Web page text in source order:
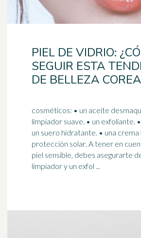
PIEL DE VIDRIO:
SEGUIR ESTA
DE BELLEZA
cosméticos: • un aceite desmaquillante. • un
limpiador suave. • un exfoliante. • un tónico. •
protección solar. A tener en cuenta: si tienes la
piel sensible, debes asegurarte
limpiador y un exfol ...